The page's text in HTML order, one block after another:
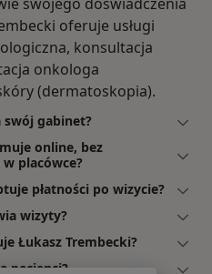
oferuje usługi
konsultacja
onkologa
(dermatoskopia).
swój gabinet?
online, bez
placówce?
płatności po wizycie?
wizyty?
Łukasz Trembecki?
pacjenci?